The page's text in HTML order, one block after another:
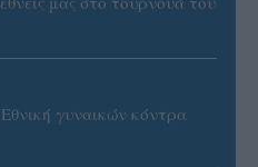
γυναικών κόντρα